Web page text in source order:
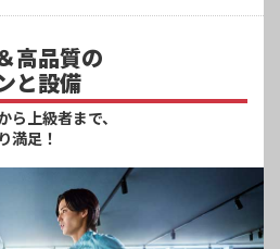
高品質の
と設備
ら上級者まで、
満足！